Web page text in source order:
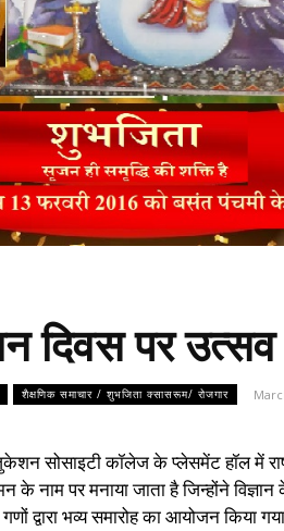
दिवस पर
शैक्षणिक समाचार / शुभजिता क्सासरूम/ रोजगार
सोसाइटी कॉलेज के प्लेसमेंट हॉल में
के नाम पर मनाया जाता है जिन्होंने
गणों द्वारा भव्य समारोह का आयोजन